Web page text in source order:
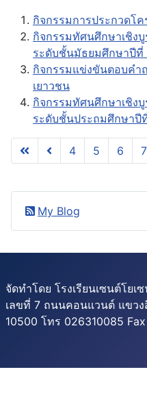
กิจกรรมการประกวดโ
กิจกรรมทัศนศึกษาเชิง
ระดับชั้นมัธยมศึกษาปีที่
กิจกรรมแข่งขันตอบคำ
เยาวชน
กิจกรรมทัศนศึกษาเชิง
ระดับชั้นประถมศึกษาปี
4 5 6 7
My Blog
จัดทำโดย โรงเรียนเซนต์โยเ
เลขที่ 7 ถนนคอนแวนต์ แขวง
10500 โทร 026310085